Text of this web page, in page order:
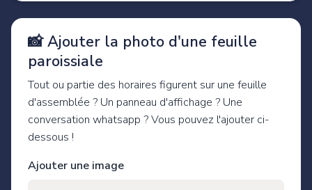
📸 Ajouter la photo d'une feuille
paroissiale
Tout ou partie des horaires figurent sur une feuille
d'assemblée ? Un panneau d'affichage ? Une
conversation whatsapp ? Vous pouvez l'ajouter ci-
dessous !
Ajouter une image